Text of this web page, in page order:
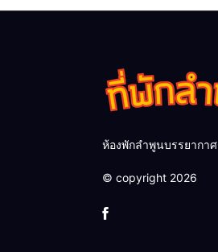
ห้องพักลำพูนบรรยากาศ
© copyright 2026